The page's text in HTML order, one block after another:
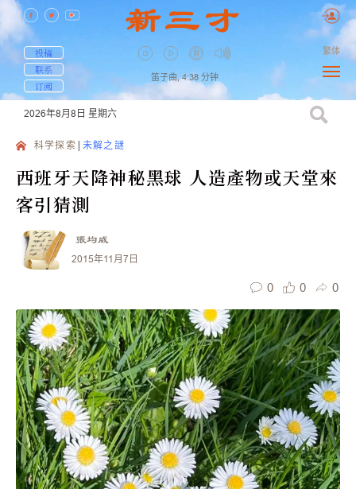
投稿
联系
订阅
笛子曲, 4:38 分钟
繁体
2026年8月8日 星期六
科学探索 未解之謎
西班牙天降神秘黑球 人造產物或天堂來
客引猜測
張均威
2015年11月7日
0 0 0